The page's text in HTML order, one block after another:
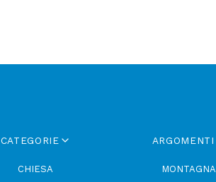
CATEGORIE
CHIESA
ARGOMENTI
MONTAGNA